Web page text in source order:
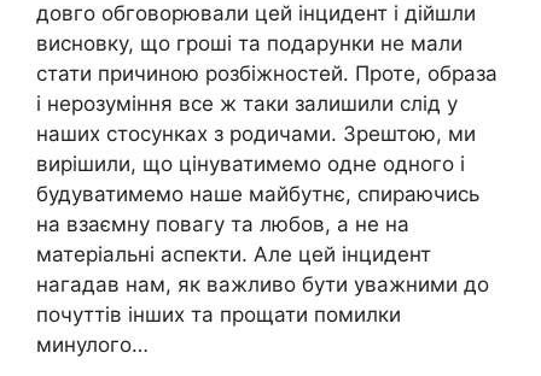
довго обговорювали цей інцидент і дійшли
висновку, що гроші та подарунки не мали
стати причиною розбіжностей. Проте, образа
і нерозуміння все ж таки залишили слід у
наших стосунках з родичами. Зрештою, ми
вирішили, що цінуватимемо одне одного і
будуватимемо наше майбутнє, спираючись
на взаємну повагу та любов, а не на
матеріальні аспекти. Але цей інцидент
нагадав нам, як важливо бути уважними до
почуттів інших та прощати помилки
минулого…